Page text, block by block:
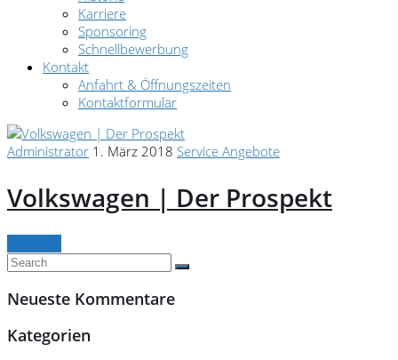
Karriere
Sponsoring
Schnellbewerbung
Kontakt
Anfahrt & Öffnungszeiten
Kontaktformular
Administrator 1. März 2018 Service Angebote
Volkswagen | Der Prospekt
Neueste Kommentare
Kategorien